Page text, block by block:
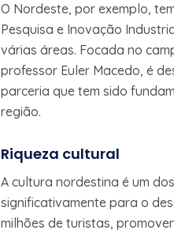
O Nordeste, por exemplo,
Pesquisa e Inovação
várias áreas. Focada no
professor Euler Macedo, é
parceria que tem sido
região.
Riqueza cultural
A cultura nordestina é um
significativamente para o
milhões de turistas,